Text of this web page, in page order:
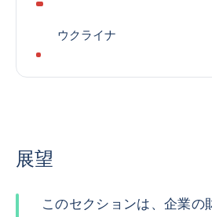
ウクライナ
展望
このセクションは、企業の